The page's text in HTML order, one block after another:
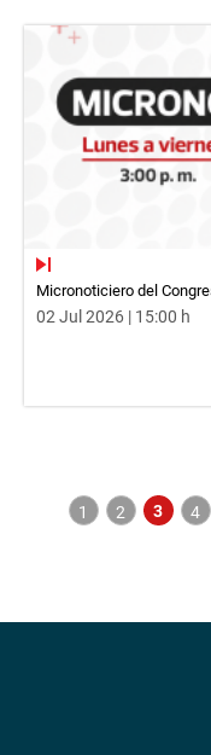
Micronoticiero del
02 Jul 2026 | 15:00 h
1 2 3 4